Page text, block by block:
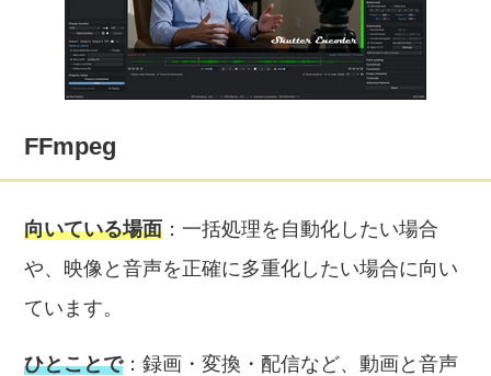
FFmpeg
向いている場面 ：一括処理を自動化したい場合
や、映像と音声を正確に多重化したい場合に向い
ています。
ひとことで：録画・変換・配信など、動画と音声